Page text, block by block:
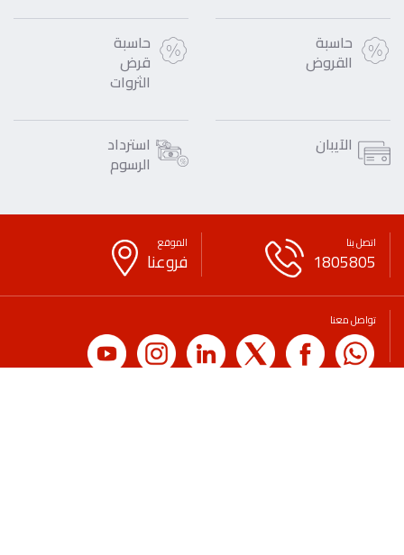
حاسبة
القروض
حاسبة
قرض
الثروات
الآيبان استرداد
الرسوم
اتصل بنا
1805805
الموقع
فروعنا
تواصل معنا